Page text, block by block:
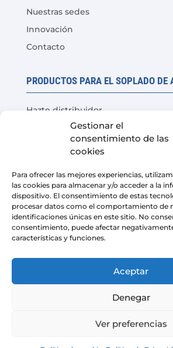
Gestionar el
consentimiento de las
cookies
Para ofrecer las mejores experiencias,
las cookies para almacenar y/o acceder a la
dispositivo. El consentimiento de estas
procesar datos como el comportamiento de
identificaciones únicas en este sitio. No
consentimiento, puede afectar
características y funciones.
Aceptar
Denegar
Ver preferencias
Nuestras sedes
Innovación
Contacto
PRODUCTOS PARA EL SOPLADO DE
Hazte distribuidor
Prueba del producto
Preguntas Frecuentes
LEGAL
Aviso Legal
Política de privacidad
Condiciones de venta de la
Copyright © 2026 | AIRMASTERS